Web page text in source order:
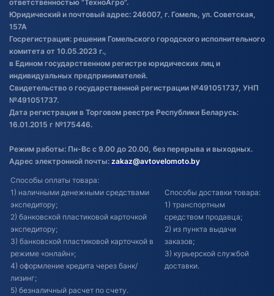
Обработка файлов cookie
Постановка транспорта на учет
Обновления в ЭПТС 2024
ответственностью "ТехноАгро".
Юридический и почтовый адрес: 246007, г. Гомель, ул. Советская,
157А
Госрегистрация: решения Гомельского городского исполнительного
комитета от 10.05.2023 г.,
в Едином государственном регистре юридических лиц и
индивидуальных предпринимателей.
Свидетельство о государственной регистрации №491051737, УНП
№491051737.
Дата регистрации в Торговом реестре Республики Беларусь:
16.01.2015 г №175446.
Режим работы: Пн-Вс с 9.00 до 20.00, без перерыва и выходных.
Адрес электронной почты: zakaz@avtovelomoto.by
Способы оплаты товара:
1) наличными денежными средствами
экспедитору;
2) банковской пластиковой карточкой
экспедитору;
3) банковской пластиковой карточкой в
режиме «онлайн»;
4) оформление кредита через банк/
лизинг;
5) безналичный расчет по счету.
Способы доставки товара:
1) транспортным
средством продавца;
2) из пункта выдачи
заказов;
3) курьерской службой
доставки.